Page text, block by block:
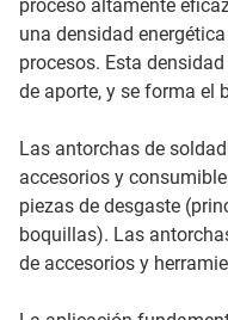
proceso altamente
una densidad
procesos. Esta
de aporte, y se forma el
Las antorchas de
accesorios y
piezas de desgaste
boquillas). Las
de accesorios y